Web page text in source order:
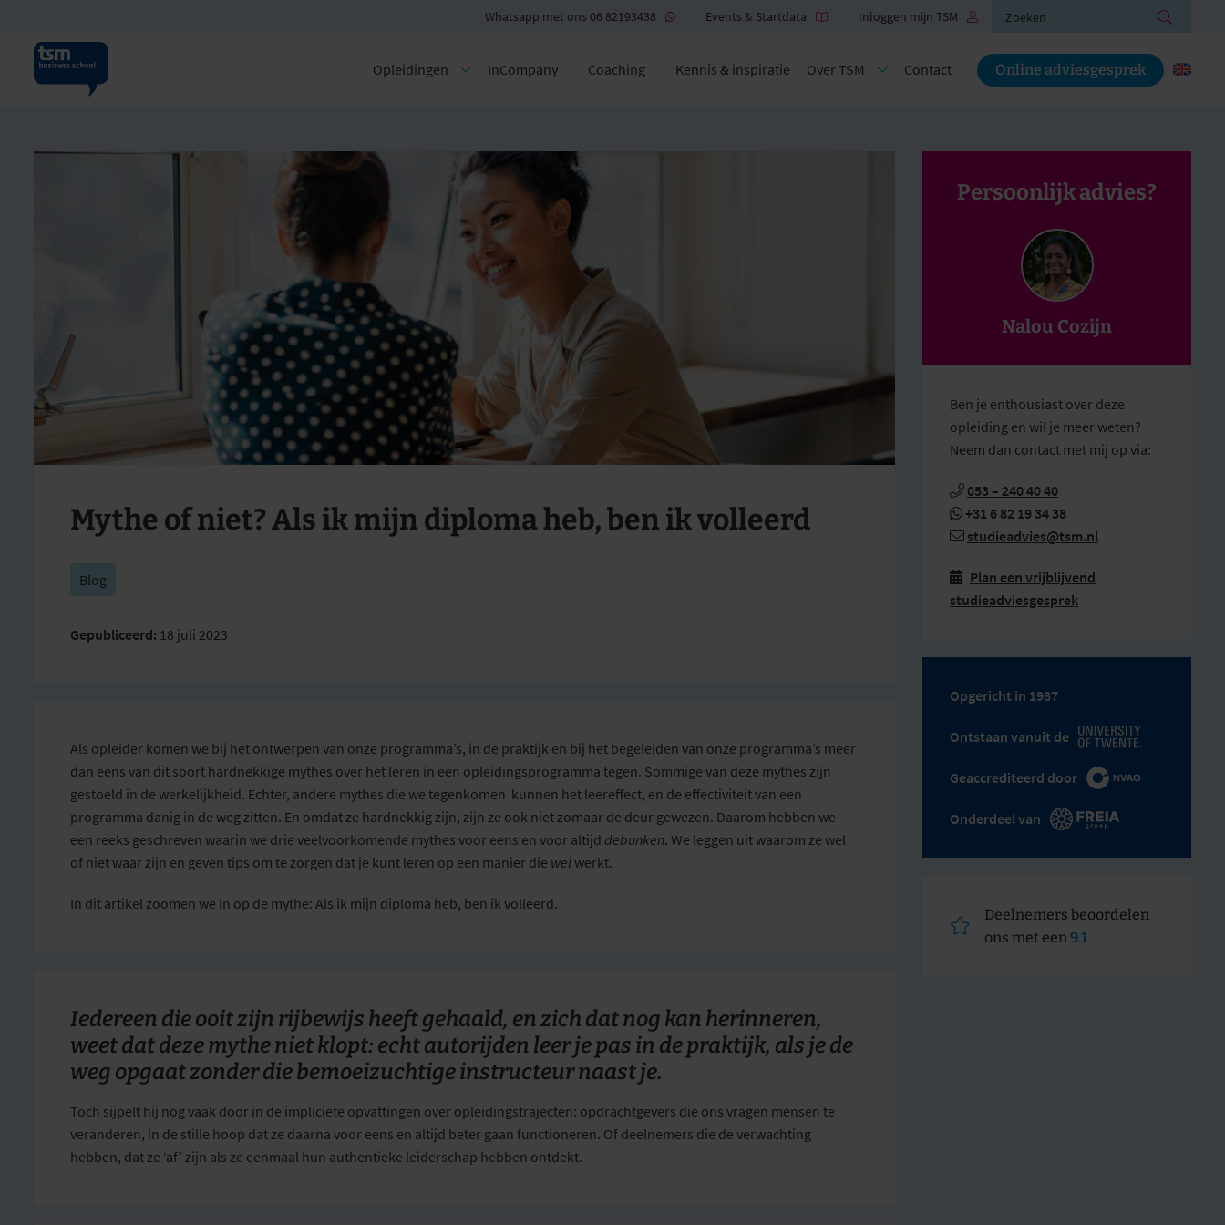
Whatsapp met ons 06 82193438 Events & Startdata Inloggen mijn TSM
Opleidingen InCompany Coaching Kennis & inspiratie Over TSM Contact Online adviesgesprek
Mythe of niet? Als ik mijn diploma heb, ben ik volleerd
Blog
Gepubliceerd: 18 juli 2023
Als opleider komen we bij het ontwerpen van onze programma’s, in de praktijk en bij het begeleiden van onze programma’s meer
dan eens van dit soort hardnekkige mythes over het leren in een opleidingsprogramma tegen. Sommige van deze mythes zijn
gestoeld in de werkelijkheid. Echter, andere mythes die we tegenkomen kunnen het leereffect, en de effectiviteit van een
programma danig in de weg zitten. En omdat ze hardnekkig zijn, zijn ze ook niet zomaar de deur gewezen. Daarom hebben we
een reeks geschreven waarin we drie veelvoorkomende mythes voor eens en voor altijd debunken. We leggen uit waarom ze wel
of niet waar zijn en geven tips om te zorgen dat je kunt leren op een manier die welwerkt.
In dit artikel zoomen we in op de mythe: Als ik mijn diploma heb, ben ik volleerd.
Iedereen die ooit zijn rijbewijs heeft gehaald, en zich dat nog kan herinneren,
weet dat deze mythe niet klopt: echt autorijden leer je pas in de praktijk, als je de
weg opgaat zonder die bemoeizuchtige instructeur naast je.
Toch sijpelt hij nog vaak door in de impliciete opvattingen over opleidingstrajecten: opdrachtgevers die ons vragen mensen te
veranderen, in de stille hoop dat ze daarna voor eens en altijd beter gaan functioneren. Of deelnemers die de verwachting
hebben, dat ze ‘af’ zijn als ze eenmaal hun authentieke leiderschap hebben ontdekt.
Persoonlijk advies?
Nalou Cozijn
Ben je enthousiast over deze
opleiding en wil je meer weten?
Neem dan contact met mij op via:
053 – 240 40 40
+31 6 82 19 34 38
studieadvies@tsm.nl
 Plan een vrijblijvend
studieadviesgesprek
Opgericht in 1987
Ontstaan vanuit de
Geaccrediteerd door
Onderdeel van
Deelnemers beoordelen
ons met een9.1